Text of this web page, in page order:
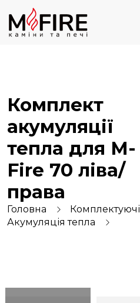
Комплект
акумуляції
тепла для M-
Fire 70 ліва/
права
Головна
Комплектуючі
Акумуляція тепла